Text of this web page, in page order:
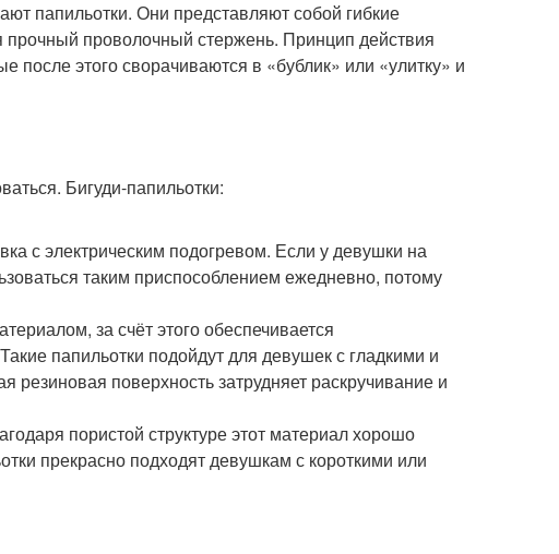
папильотки. Они представляют собой гибкие
прочный проволочный стержень. Принцип действия
после этого сворачиваются в «бублик» или «улитку» и
с электрическим подогревом. Если у девушки на
таким приспособлением ежедневно, потому
за счёт этого обеспечивается
папильотки подойдут для девушек с гладкими и
поверхность затрудняет раскручивание и
пористой структуре этот материал хорошо
прекрасно подходят девушкам с короткими или